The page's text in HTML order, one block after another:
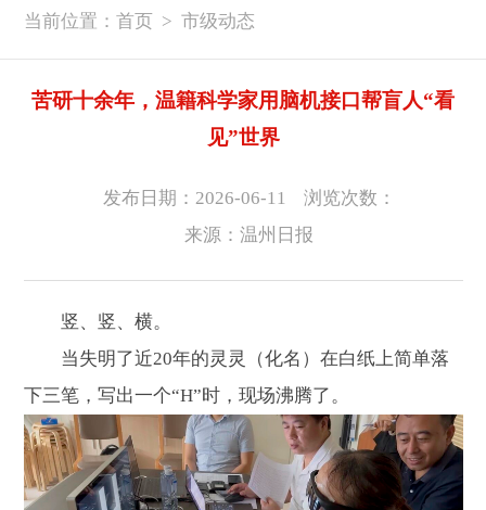
当前位置： 首页 > 市级动态
苦研十余年，温籍科学家用脑机接口帮盲人“看
见”世界
发布日期：2026-06-11
浏览次数：
来源：温州日报
竖、竖、横。
当失明了近20年的灵灵（化名）在白纸上简单落
下三笔，写出一个“H”时，现场沸腾了。